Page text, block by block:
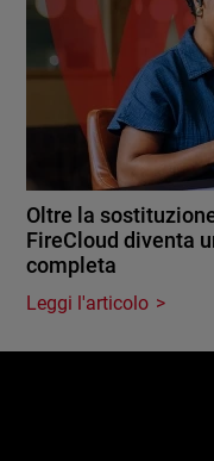
Oltre la
FireCloud diventa
completa
Leggi l'articolo